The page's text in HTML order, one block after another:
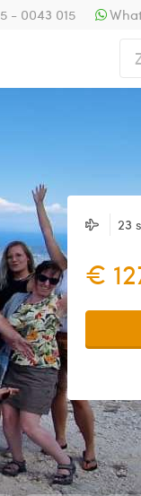
- 0043 015
23
€